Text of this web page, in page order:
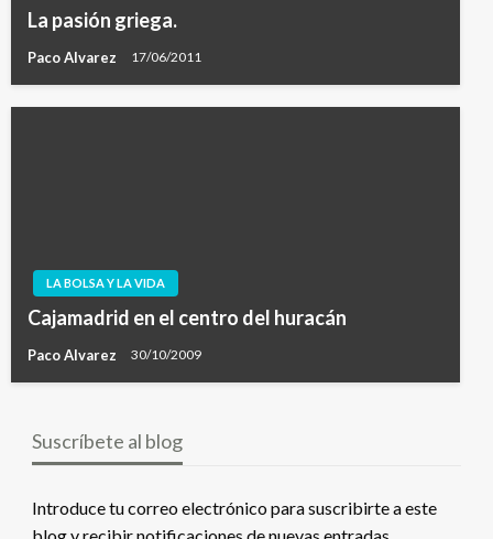
La pasión griega.
Paco Alvarez 17/06/2011
LA BOLSA Y LA VIDA
Cajamadrid en el centro del huracán
Paco Alvarez 30/10/2009
Suscríbete al blog
Introduce tu correo electrónico para suscribirte a este